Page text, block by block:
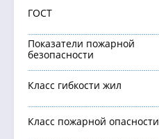
ГОСТ
Показатели пожарной
безопасности
Класс гибкости жил
Класс пожарной опасности